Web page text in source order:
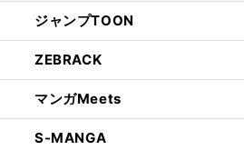
ジャンプTOON
ZEBRACK
マンガMeets
S-MANGA